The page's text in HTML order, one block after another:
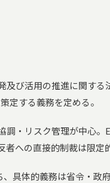
及び活用の推進に関す
定する義務を定める。
調・リスク管理が中心
への直接的制裁は限定
具体的義務は省令・政